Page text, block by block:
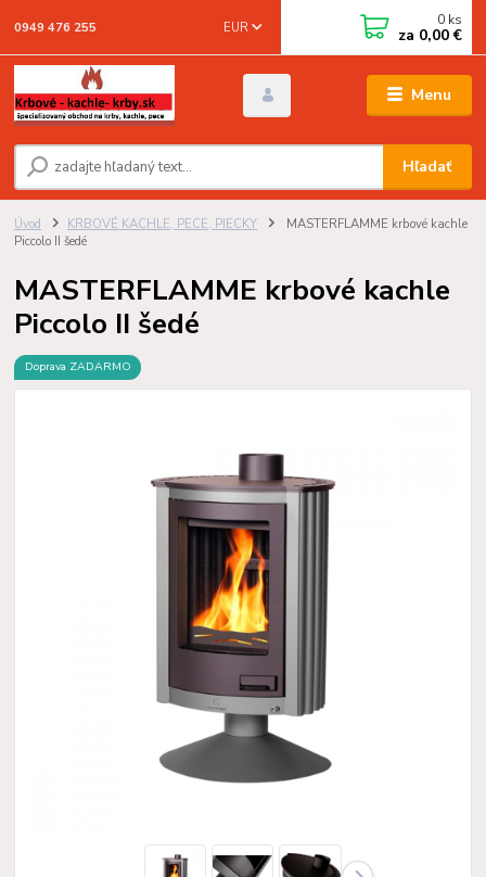
Menu
EUR
Hľadať
0949 476 255 0 ks
za 0,00 €
Úvod KRBOVÉ KACHLE, PECE, PIECKY
MASTERFLAMME krbové kachle
Piccolo II šedé
MASTERFLAMME krbové kachle
Piccolo II šedé
Doprava ZADARMO